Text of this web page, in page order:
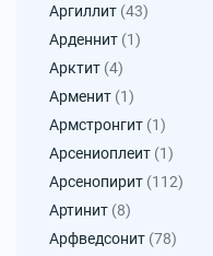
Аргиллит (43)
Арденнит (1)
Арктит (4)
Арменит (1)
Армстронгит (1)
Арсениоплеит (1)
Арсенопирит (112)
Артинит (8)
Арфведсонит (78)